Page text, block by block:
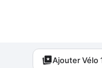
Ajouter Vélo